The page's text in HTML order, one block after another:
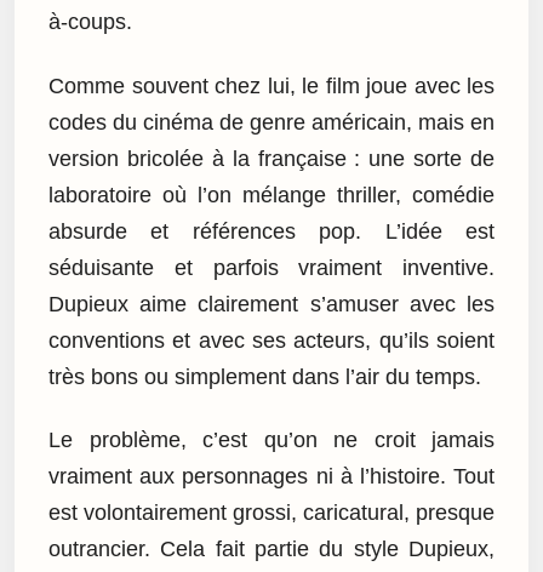
à-coups.
Comme souvent chez lui, le film joue avec les
codes du cinéma de genre américain, mais en
version bricolée à la française : une sorte de
laboratoire où l’on mélange thriller, comédie
absurde et références pop. L’idée est
séduisante et parfois vraiment inventive.
Dupieux aime clairement s’amuser avec les
conventions et avec ses acteurs, qu’ils soient
très bons ou simplement dans l’air du temps.
Le problème, c’est qu’on ne croit jamais
vraiment aux personnages ni à l’histoire. Tout
est volontairement grossi, caricatural, presque
outrancier. Cela fait partie du style Dupieux,